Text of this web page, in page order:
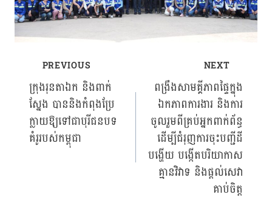
Post
navigation
PREVIOUS
ក្រុងរុនតាឯក និងពាក់
ស្នែង បាននិងកំពុងប្រែ
ក្លាយឱ្យទៅជាបុរីជនបទ
គំរូរបស់កម្ពុជា
NEXT
ពង្រឹងសាមគ្គីភាពផ្ទៃក្នុង
ឯកភាពការងារ និងការ
ចូលរួមពីគ្រប់អ្នកពាក់ព័ន្ធ
ដើម្បីជំរុញការចុះបញ្ជីដី
បង្ហើយ បង្កើតបរិយាកាស
គ្មានវិវាទ និងផ្តល់សេវា
គាប់ចិត្ត